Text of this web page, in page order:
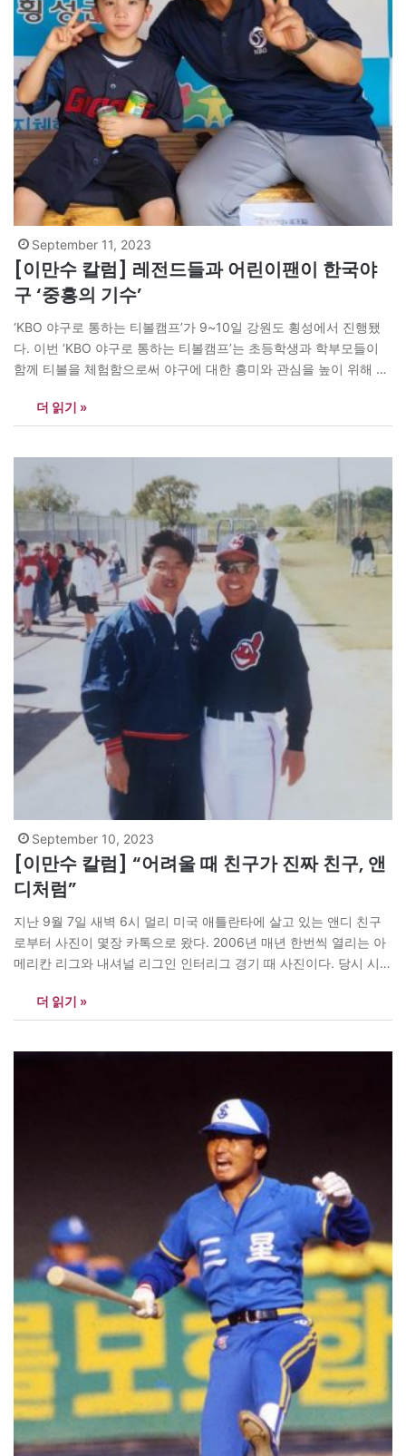
September 11, 2023
[이만수 칼럼] 레전드들과 어린이팬이 한국야
구 ‘중흥의 기수’
‘KBO 야구로 통하는 티볼캠프’가 9~10일 강원도 횡성에서 진행됐
다. 이번 ‘KBO 야구로 통하는 티볼캠프’는 초등학생과 학부모들이
함께 티볼을 체험함으로써 야구에 대한 흥미와 관심을 높이 위해 마
다. 초등학생 1명과 보호자 1명으로 이뤄진 50가족, 총 100명에 모
집에 900명이 신청했다고 한다. 참가자들에게는 KBO(한국프로야
더 읽기 »
September 10, 2023
[이만수 칼럼] “어려울 때 친구가 진짜 친구, 앤
디처럼”
지난 9월 7일 새벽 6시 멀리 미국 애틀란타에 살고 있는 앤디 친구
로부터 사진이 몇장 카톡으로 왔다. 2006년 매년 한번씩 열리는 아
메리칸 리그와 내셔널 리그인 인터리그 경기 때 사진이다. 당시 시카
디와 내가 함께 찍은 사진이다. 앤디는 삼성 라이온즈 시절 정동진
감독님 소개로 알고…
더 읽기 »